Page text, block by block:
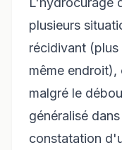
plusieurs
récidivant (plus
même
malgré le
généralisé
constatation